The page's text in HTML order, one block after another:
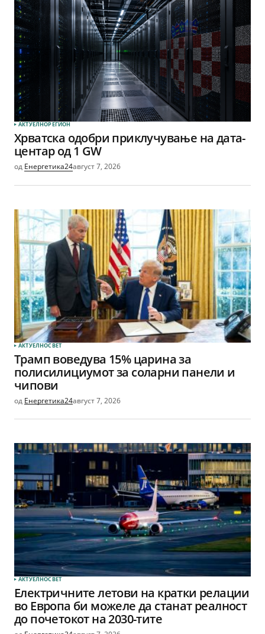
АКТУЕЛНОРЕГИОН
Хрватска одобри приклучување на дата-
центар од 1 GW
од Енергетика24август 7, 2026
АКТУЕЛНОСВЕТ
Трамп воведува 15% царина за
полисилициумот за соларни панели и
чипови
од Енергетика24август 7, 2026
АКТУЕЛНОСВЕТ
Електричните летови на кратки релации
во Европа би можеле да станат реалност
до почетокот на 2030-тите